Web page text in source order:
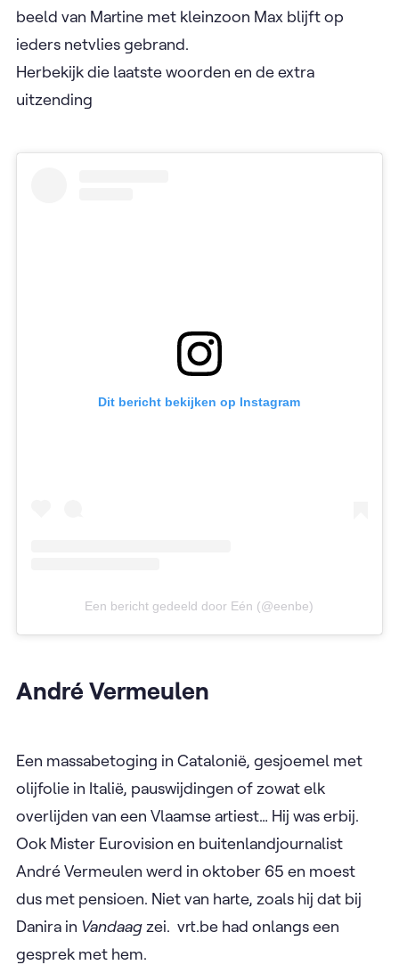
beeld van Martine met kleinzoon Max blijft op
ieders netvlies gebrand.
Herbekijk die laatste woorden en de extra
uitzending
Dit bericht bekijken op Instagram
Een bericht gedeeld door Eén (@eenbe)
André Vermeulen
Een massabetoging in Catalonië, gesjoemel met
olijfolie in Italië, pauswijdingen of zowat elk
overlijden van een Vlaamse artiest… Hij was erbij.
Ook Mister Eurovision en buitenlandjournalist
André Vermeulen werd in oktober 65 en moest
dus met pensioen. Niet van harte, zoals hij dat bij
Danira in Vandaagzei. vrt.be had onlangs een
gesprek met hem.